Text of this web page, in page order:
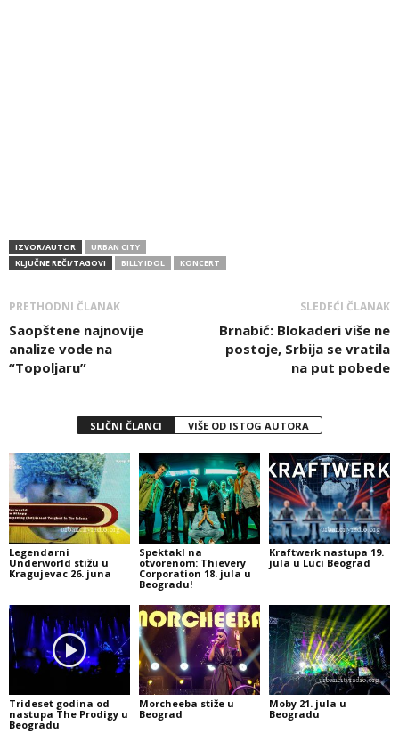
IZVOR/AUTOR
URBAN CITY
KLJUČNE REČI/TAGOVI
BILLY IDOL KONCERT
PRETHODNI ČLANAK
Saopštene najnovije
analize vode na
“Topoljaru”
SLEDEĆI ČLANAK
Brnabić: Blokaderi više ne
postoje, Srbija se vratila
na put pobede
SLIČNI ČLANCI VIŠE OD ISTOG AUTORA
Legendarni
Underworld stižu u
Kragujevac 26. juna
Spektakl na
otvorenom: Thievery
Corporation 18. jula u
Beogradu!
Kraftwerk nastupa 19.
jula u Luci Beograd
Trideset godina od
nastupa The Prodigy u
Beogradu
Morcheeba stiže u
Beograd
Moby 21. jula u
Beogradu